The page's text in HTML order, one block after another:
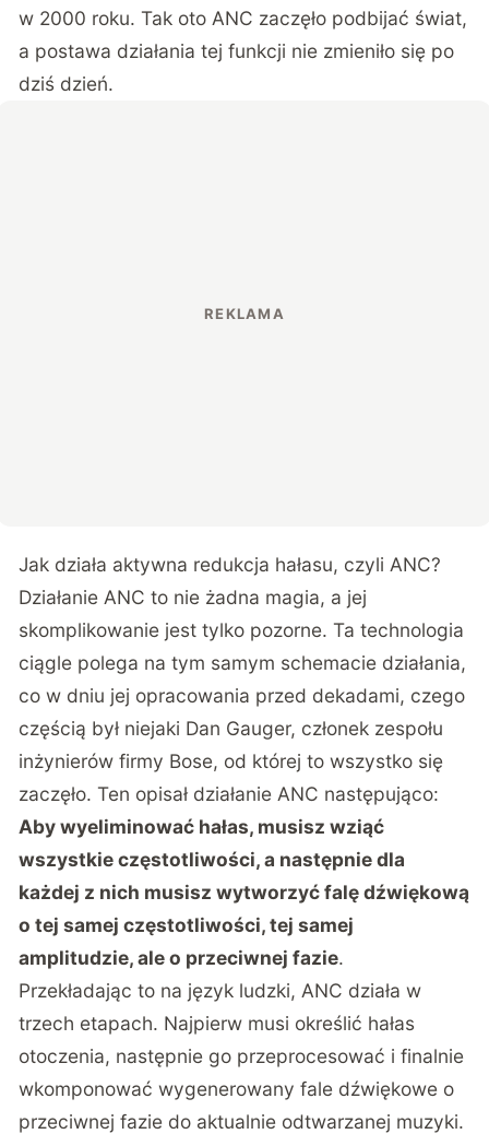
w 2000 roku. Tak oto ANC zaczęło podbijać świat,
a postawa działania tej funkcji nie zmieniło się po
dziś dzień.
Jak działa aktywna redukcja hałasu, czyli ANC?
Działanie ANC to nie żadna magia, a jej
skomplikowanie jest tylko pozorne. Ta technologia
ciągle polega na tym samym schemacie działania,
co w dniu jej opracowania przed dekadami, czego
częścią był niejaki Dan Gauger, członek zespołu
inżynierów firmy Bose, od której to wszystko się
zaczęło. Ten opisał działanie ANC następująco:
Aby wyeliminować hałas, musisz wziąć
wszystkie częstotliwości, a następnie dla
każdej z nich musisz wytworzyć falę dźwiękową
o tej samej częstotliwości, tej samej
amplitudzie, ale o przeciwnej fazie.
Przekładając to na język ludzki, ANC działa w
trzech etapach. Najpierw musi określić hałas
otoczenia, następnie go przeprocesować i finalnie
wkomponować wygenerowany fale dźwiękowe o
przeciwnej fazie do aktualnie odtwarzanej muzyki.